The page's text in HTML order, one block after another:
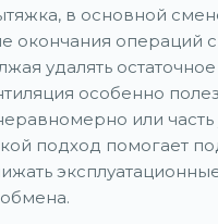
в основной
окончания операций
удалять остаточное
особенно
или часть
подход помогает